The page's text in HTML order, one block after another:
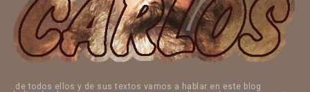
..de todos ellos y de sus textos vamos a hablar en este blog